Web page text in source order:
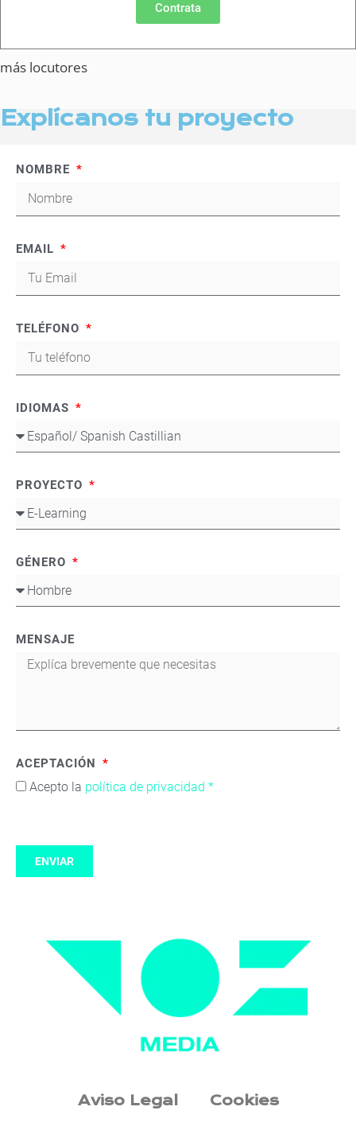
Contrata
más locutores
Explícanos tu proyecto
NOMBRE
EMAIL
TELÉFONO
IDIOMAS
PROYECTO
GÉNERO
MENSAJE
ACEPTACIÓN
Acepto la política de privacidad *
ENVIAR
Aviso Legal Cookies